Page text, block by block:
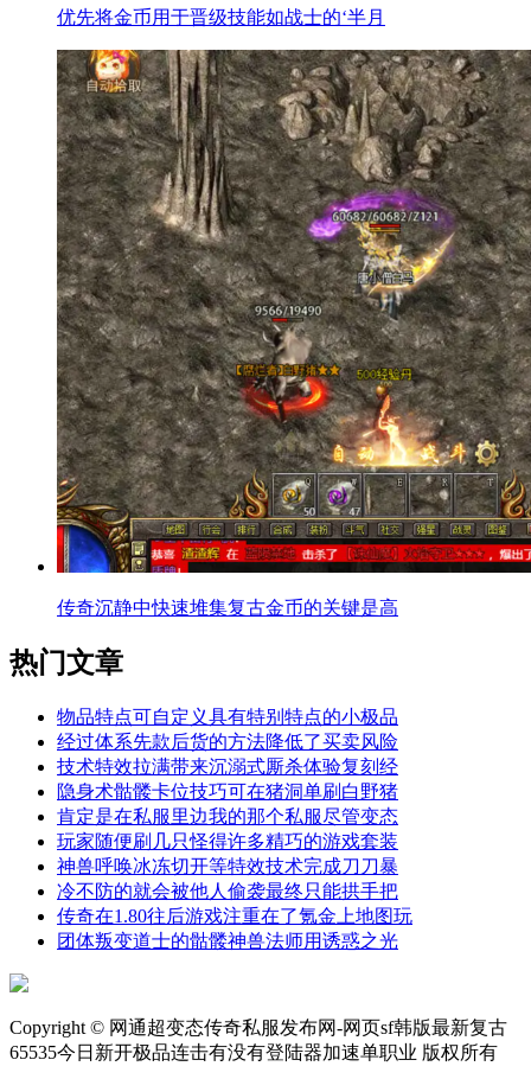
优先将金币用于晋级技能如战士的‘半月
传奇沉静中快速堆集复古金币的关键是高
热门文章
物品特点可自定义具有特别特点的小极品
经过体系先款后货的方法降低了买卖风险
技术特效拉满带来沉溺式厮杀体验复刻经
隐身术骷髅卡位技巧可在猪洞单刷白野猪
肯定是在私服里边我的那个私服尽管变态
玩家随便刷几只怪得许多精巧的游戏套装
神兽呼唤冰冻切开等特效技术完成刀刀暴
冷不防的就会被他人偷袭最终只能拱手把
传奇在1.80往后游戏注重在了氪金上地图玩
团体叛变道士的骷髅神兽法师用诱惑之光
Copyright © 网通超变态传奇私服发布网-网页sf韩版最新复古
65535今日新开极品连击有没有登陆器加速单职业 版权所有